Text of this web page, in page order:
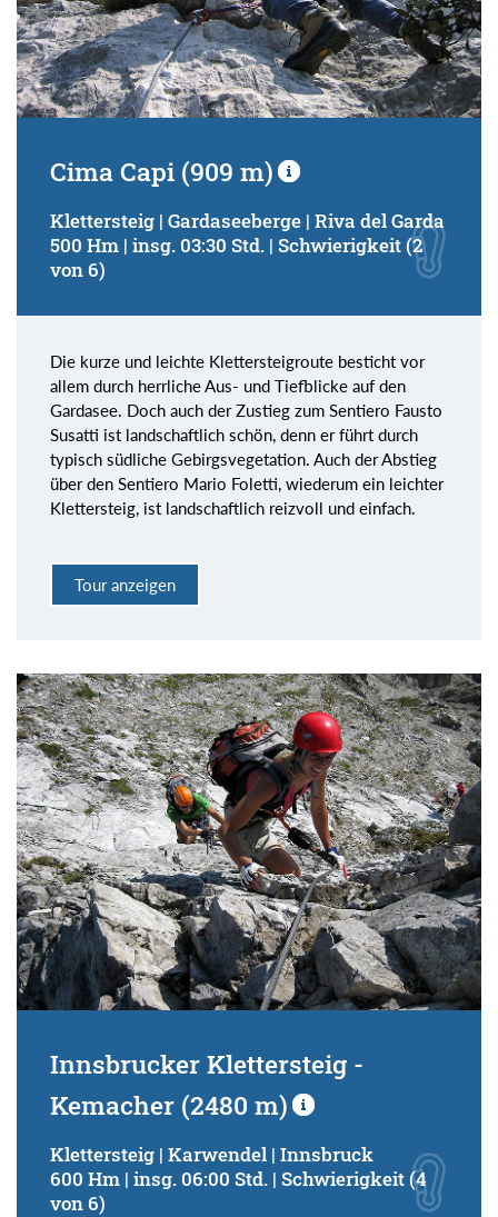
Cima Capi (909 m)
Klettersteig | Gardaseeberge | Riva del Garda
500 Hm | insg. 03:30 Std. | Schwierigkeit (2
von 6)
Die kurze und leichte Klettersteigroute besticht vor
allem durch herrliche Aus- und Tiefblicke auf den
Gardasee. Doch auch der Zustieg zum Sentiero Fausto
Susatti ist landschaftlich schön, denn er führt durch
typisch südliche Gebirgsvegetation. Auch der Abstieg
über den Sentiero Mario Foletti, wiederum ein leichter
Klettersteig, ist landschaftlich reizvoll und einfach.
Tour anzeigen
Innsbrucker Klettersteig -
Kemacher (2480 m)
Klettersteig | Karwendel | Innsbruck
600 Hm | insg. 06:00 Std. | Schwierigkeit (4
von 6)